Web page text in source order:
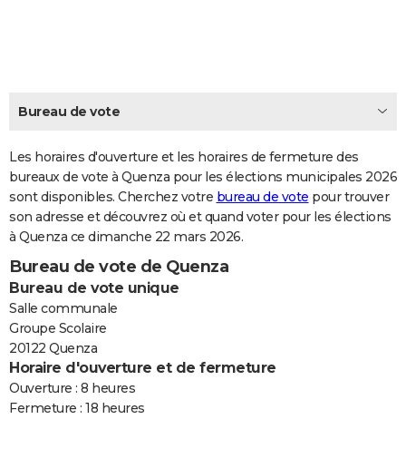
Carte de Noël
Carte Bonne année
Carte Saint-Valentin
Carte Pâques
Carte d'anniversaire
DICTIONNAIRE
Dictionnaire
Biographies
Citations
Expressions
Proverbes
PROGRAMME TV
COPAINS D'AVANT
S'inscrire
Se connecter
Lycées
Collèges
Primaires
Universités
Entreprises
Service militaire
Avis de recherche
AVIS DE DÉCÈS
FORUM
Bricolage
Lifestyle
Culture
Sport
Auto
Television
Voyage
Cinema
Bureau de vote
Les horaires d'ouverture et les horaires de fermeture des
bureaux de vote à Quenza pour les élections municipales 2026
sont disponibles. Cherchez votre bureau de vote pour trouver
son adresse et découvrez où et quand voter pour les élections
à Quenza ce dimanche 22 mars 2026.
Bureau de vote de Quenza
Bureau de vote unique
Salle communale
Groupe Scolaire
20122 Quenza
Horaire d'ouverture et de fermeture
Ouverture : 8 heures
Fermeture : 18 heures